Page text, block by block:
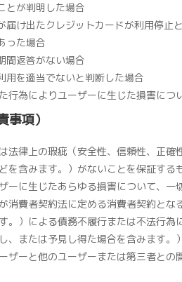
とが判明した場合
届け出たクレジットカードが利用停止
った場合
間返答がない場合
用を適当でないと判断した場合
行為によりユーザーに生じた損害につ
項）
法律上の瑕疵（安全性、信頼性、正
を含みます。）がないことを保証する
ーに生じたあらゆる損害について、
消費者契約法に定める消費者契約と
。）による債務不履行または不法行
、または予見し得た場合を含みます。
ザーと他のユーザーまたは第三者と